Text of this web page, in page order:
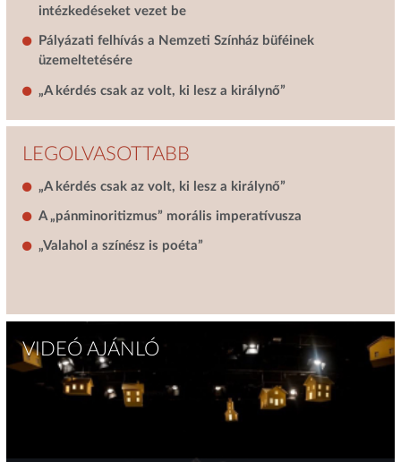
intézkedéseket vezet be
Pályázati felhívás a Nemzeti Színház büféinek
üzemeltetésére
„A kérdés csak az volt, ki lesz a királynő”
LEGOLVASOTTABB
„A kérdés csak az volt, ki lesz a királynő”
A „pánminoritizmus” morális imperatívusza
„Valahol a színész is poéta”
VIDEÓ AJÁNLÓ